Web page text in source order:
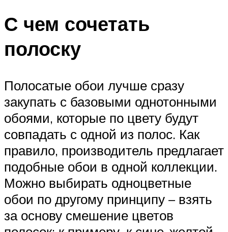
С чем сочетать
полоску
Полосатые обои лучше сразу
закупать с базовыми однотонными
обоями, которые по цвету будут
совпадать с одной из полос. Как
правило, производитель предлагает
подобные обои в одной коллекции.
Можно выбирать одноцветные
обои по другому принципу – взять
за основу смешение цветов